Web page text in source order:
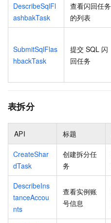
DescribeSqlFl
ashbakTask
查看闪回任务
的列表
SubmitSqlFlas
hbackTask
提交 SQL 闪
回任务
表拆分
API 标题
CreateShar
dTask
创建拆分任
务
DescribeIns
tanceAccou
nts
查看实例账
号信息